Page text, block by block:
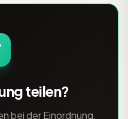
hohen Anforder
teilen?
bei der Einordnung.